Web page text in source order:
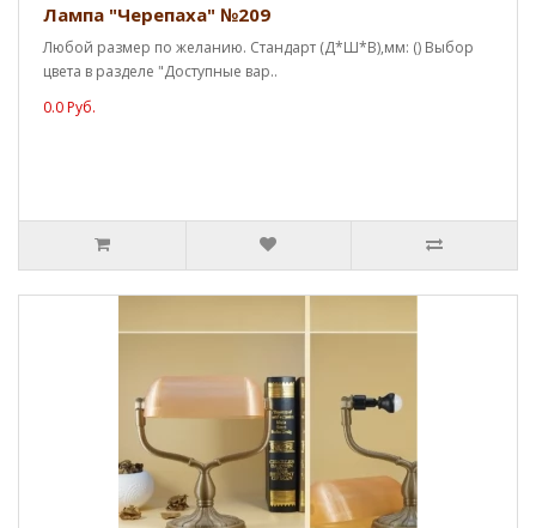
Лампа "Черепаха" №209
Любой размер по желанию. Стандарт (Д*Ш*В),мм: () Выбор
цвета в разделе "Доступные вар..
0.0 Руб.